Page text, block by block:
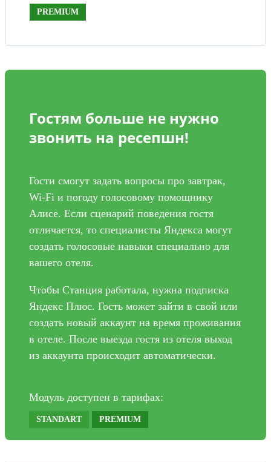
PREMIUM
Гостям больше не нужно
звонить на ресепшн!
Гости смогут задать вопросы про завтрак,
Wi-Fi и погоду голосовому помощнику
Алисе. Если сценарий поведения гостя
отличается, то специалисты Яндекса могут
создать голосовые навыки специально для
вашего отеля.
Чтобы Станция работала, нужна подписка
Яндекс Плюс. Гость может зайти в свой или
создать новый аккаунт на время проживания
в отеле. После выезда гостя из отеля выход
из аккаунта происходит автоматически.
Модуль доступен в тарифах:
STANDART PREMIUM